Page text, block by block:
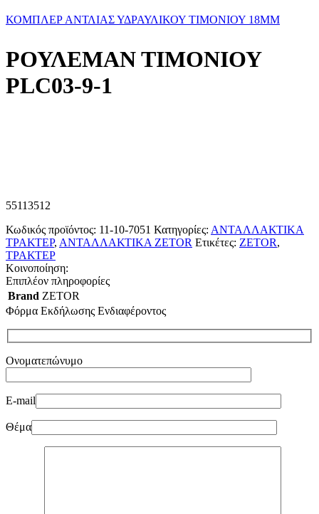
ΚΟΜΠΛΕΡ ΑΝΤΛΙΑΣ ΥΔΡΑΥΛΙΚΟΥ ΤΙΜΟΝΙΟΥ 18ΜΜ
ΡΟΥΛΕΜΑΝ ΤΙΜΟΝΙΟΥ
PLC03-9-1
55113512
Κωδικός προϊόντος: 11-10-7051 Κατηγορίες: ΑΝΤΑΛΛΑΚΤΙΚΑ
ΤΡΑΚΤΕΡ, ΑΝΤΑΛΛΑΚΤΙΚΑ ZETOR Ετικέτες: ZETOR,
ΤΡΑΚΤΕΡ
Κοινοποίηση:
Επιπλέον πληροφορίες
Brand ZETOR
Φόρμα Εκδήλωσης Ενδιαφέροντος
Ονοματεπώνυμο
E-mail
Θέμα